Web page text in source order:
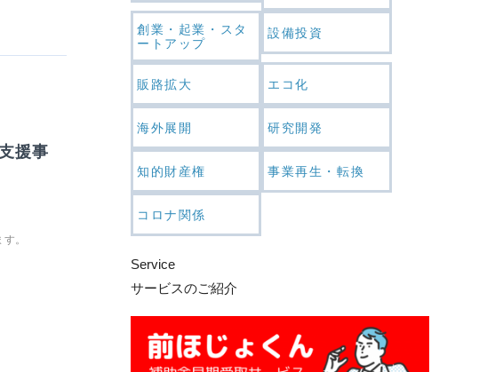
援事
。
創業・起業・スタ
ートアップ
設備投資
販路拡大 エコ化
海外展開 研究開発
知的財産権 事業再生・転換
コロナ関係
Service
サービスのご紹介